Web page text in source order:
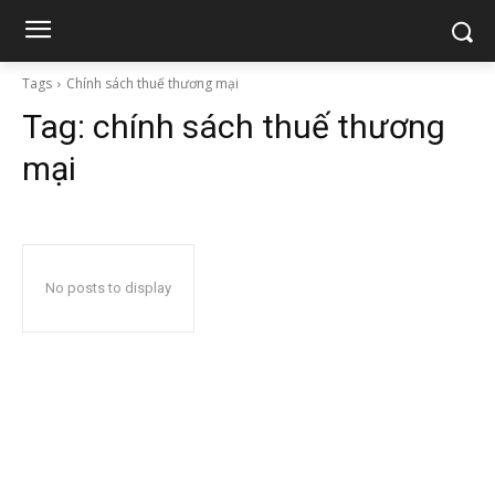
Tags Chính sách thuế thương mại
Tag: chính sách thuế thương
mại
No posts to display